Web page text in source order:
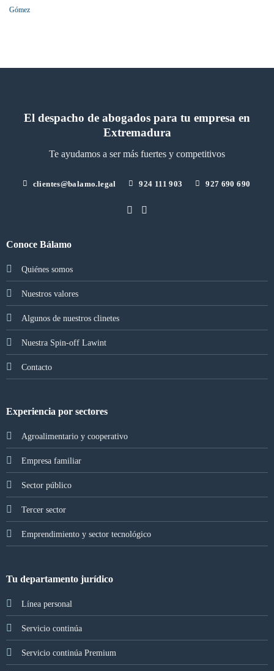
Gómez
El despacho de abogados para tu empresa en
Extremadura
Te ayudamos a ser más fuertes y competitivos
clientes@balamo.legal 924 111 903 927 690 690
Conoce Bálamo
Quiénes somos
Nuestros valores
Algunos de nuestros clinetes
Nuestra Spin-off Lawint
Contacto
Experiencia por sectores
Agroalimentario y cooperativo
Empresa familiar
Sector público
Tercer sector
Emprendimiento y sector tecnológico
Tu departamento jurídico
Línea personal
Servicio continúa
Servicio continúa Premium